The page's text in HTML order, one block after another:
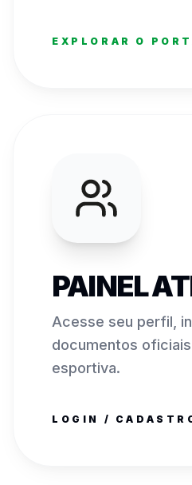
EXPLORAR O
PAINEL
Acesse seu perfil,
documentos
esportiva.
LOGIN /